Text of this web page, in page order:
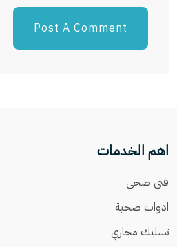
اهم الخدمات
فنى صحى
ادوات صحية
تسليك مجاري